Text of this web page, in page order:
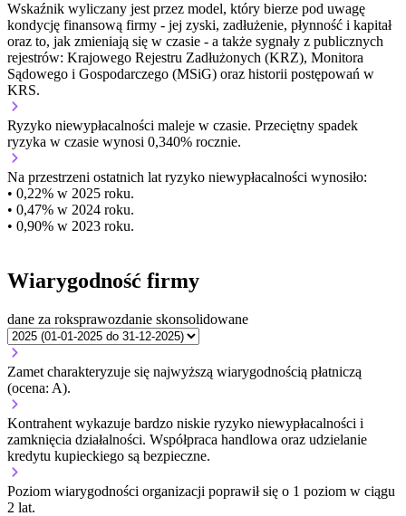
Wskaźnik wyliczany jest przez model, który bierze pod uwagę
kondycję finansową firmy - jej zyski, zadłużenie, płynność i kapitał
oraz to, jak zmieniają się w czasie - a także sygnały z publicznych
rejestrów: Krajowego Rejestru Zadłużonych (KRZ), Monitora
Sądowego i Gospodarczego (MSiG) oraz historii postępowań w
KRS.
Ryzyko niewypłacalności maleje w czasie. Przeciętny spadek
ryzyka w czasie wynosi 0,340% rocznie.
Na przestrzeni ostatnich lat ryzyko niewypłacalności wynosiło:
• 0,22% w 2025 roku.
• 0,47% w 2024 roku.
• 0,90% w 2023 roku.
Wiarygodność firmy
dane za roksprawozdanie skonsolidowane
Zamet charakteryzuje się najwyższą wiarygodnością płatniczą
(ocena: A).
Kontrahent wykazuje bardzo niskie ryzyko niewypłacalności i
zamknięcia działalności. Współpraca handlowa oraz udzielanie
kredytu kupieckiego są bezpieczne.
Poziom wiarygodności organizacji poprawił się o 1 poziom w ciągu
2 lat.